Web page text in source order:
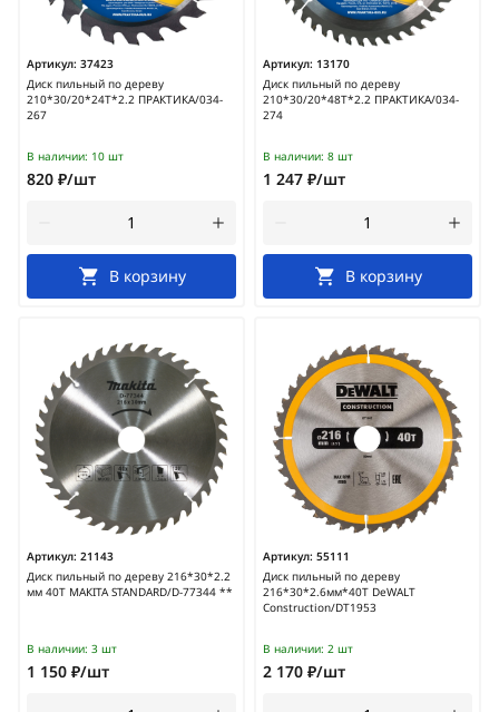
Артикул: 37423
Диск пильный по дереву
210*30/20*24Т*2.2 ПРАКТИКА/034-
267
В наличии: 10 шт
820 ₽/шт
В корзину
Артикул: 13170
Диск пильный по дереву
210*30/20*48Т*2.2 ПРАКТИКА/034-
274
В наличии: 8 шт
1 247 ₽/шт
В корзину
Артикул: 21143
Диск пильный по дереву 216*30*2.2
мм 40Т МАКIТА STANDARD/D-77344 **
В наличии: 3 шт
1 150 ₽/шт
Артикул: 55111
Диск пильный по дереву
216*30*2.6мм*40Т DeWALT
Construction/DT1953
В наличии: 2 шт
2 170 ₽/шт